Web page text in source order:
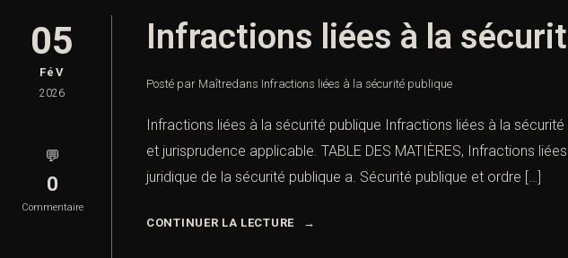
05
FéV
2026
💬
0
Commentaire
Infractions liées à la
Posté par Maîtredans Infractions liées à la sécurité publique
Infractions liées à la sécurité publique Infractions liées à la
et jurisprudence applicable. TABLE DES MATIÈRES, Infractions
juridique de la sécurité publique a. Sécurité publique et ordre […]
CONTINUER LA LECTURE